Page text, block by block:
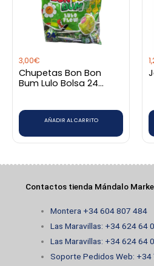
3,00€
Chupetas Bon Bon
Bum Lulo Bolsa 24
AÑADIR AL CARRITO
Contactos tienda Mándalo
Montera +34 604 807 484
Las Maravillas: +34 624 64
Las Maravillas: +34 624 64
Soporte Pedidos Web: +34